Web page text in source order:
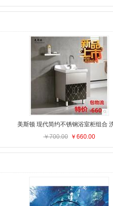
美斯顿 现代简约不锈钢浴室柜组合
盆洗手盆柜卫浴柜组合
￥700.00 ￥660.00